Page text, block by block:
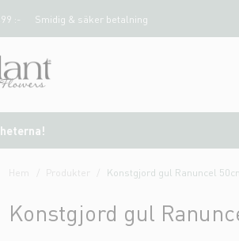
:- Smidig & säker betalning
Hem Produkter Konstgjord gul Ranuncel
Konstgjord gul